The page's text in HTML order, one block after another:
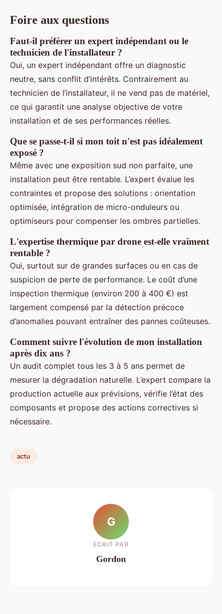
Foire aux questions
Faut-il préférer un expert indépendant ou le
technicien de l'installateur ?
Oui, un expert indépendant offre un diagnostic
neutre, sans conflit d’intérêts. Contrairement au
technicien de l’installateur, il ne vend pas de matériel,
ce qui garantit une analyse objective de votre
installation et de ses performances réelles.
Que se passe-t-il si mon toit n'est pas idéalement
exposé ?
Même avec une exposition sud non parfaite, une
installation peut être rentable. L’expert évalue les
contraintes et propose des solutions : orientation
optimisée, intégration de micro-onduleurs ou
optimiseurs pour compenser les ombres partielles.
L'expertise thermique par drone est-elle vraiment
rentable ?
Oui, surtout sur de grandes surfaces ou en cas de
suspicion de perte de performance. Le coût d’une
inspection thermique (environ 200 à 400 €) est
largement compensé par la détection précoce
d’anomalies pouvant entraîner des pannes coûteuses.
Comment suivre l'évolution de mon installation
après dix ans ?
Un audit complet tous les 3 à 5 ans permet de
mesurer la dégradation naturelle. L’expert compare la
production actuelle aux prévisions, vérifie l’état des
composants et propose des actions correctives si
nécessaire.
actu
G
ECRIT PAR
Gordon